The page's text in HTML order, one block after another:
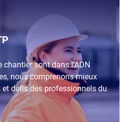
sont dans l’ADN
nous comprenons mieux
défis des professionnels du